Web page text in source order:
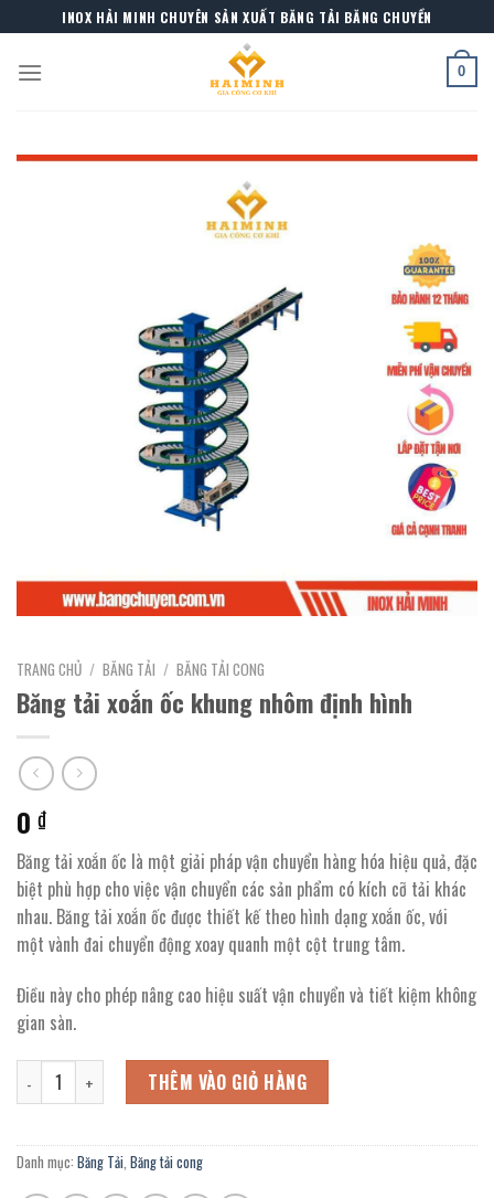
to
content
INOX HẢI MINH CHUYÊN SẢN XUẤT BĂNG TẢI BĂNG CHUYỀN
0
TRANG CHỦ / BĂNG TẢI / BĂNG TẢI CONG
Băng tải xoắn ốc khung nhôm định hình
0 ₫
Băng tải xoắn ốc là một giải pháp vận chuyển hàng hóa hiệu quả, đặc
biệt phù hợp cho việc vận chuyển các sản phẩm có kích cỡ tải khác
nhau. Băng tải xoắn ốc được thiết kế theo hình dạng xoắn ốc, với
một vành đai chuyển động xoay quanh một cột trung tâm.
Điều này cho phép nâng cao hiệu suất vận chuyển và tiết kiệm không
gian sàn.
Băng tải xoắn ốc khung nhôm định hình số lượng
THÊM VÀO GIỎ HÀNG
Danh mục: Băng Tải, Băng tải cong